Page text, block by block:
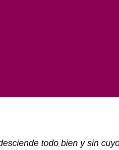
todo bien y sin